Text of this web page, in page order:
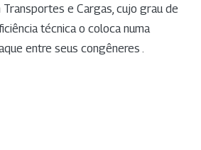
e Cargas, cujo grau de
técnica o coloca numa
entre seus congêneres .